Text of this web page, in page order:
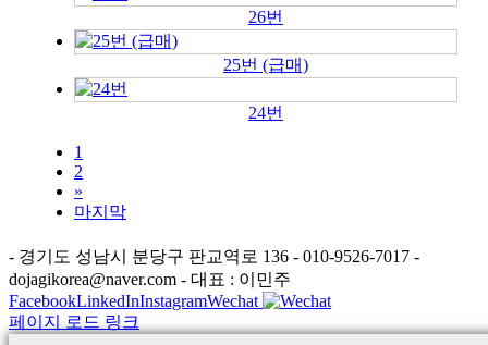
26번
25번 (급매)
24번
1
2
»
마지막
- 경기도 성남시 분당구 판교역로 136 - 010-9526-7017 -
dojagikorea@naver.com - 대표 : 이민주
FacebookLinkedInInstagramWechat
페이지 로드 링크